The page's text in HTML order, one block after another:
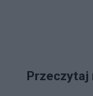
Przeczytaj